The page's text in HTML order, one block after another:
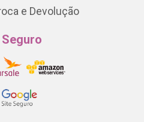
e Devolução